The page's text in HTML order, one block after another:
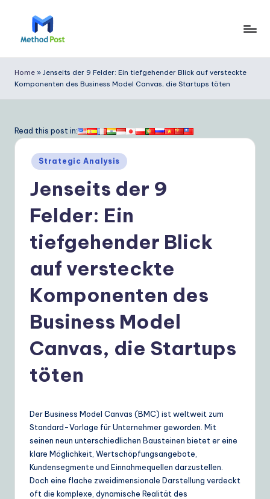
e
t
o
m
o
D
ai
Home » Jenseits der 9 Felder: Ein tiefgehender Blick auf versteckte
Komponenten des Business Model Canvas, die Startups töten
Read this post in:
Posted
in
Strategic Analysis
Jenseits der 9
Felder: Ein
tiefgehender Blick
auf versteckte
Komponenten des
Business Model
Canvas, die Startups
töten
Der Business Model Canvas (BMC) ist weltweit zum
Standard-Vorlage für Unternehmer geworden. Mit
seinen neun unterschiedlichen Bausteinen bietet er eine
klare Möglichkeit, Wertschöpfungsangebote,
Kundensegmente und Einnahmequellen darzustellen.
Doch eine flache zweidimensionale Darstellung verdeckt
oft die komplexe, dynamische Realität des